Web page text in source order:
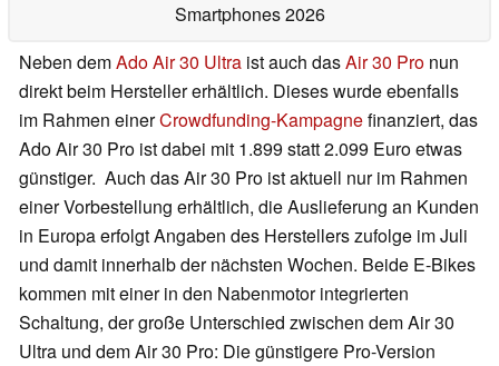
Smartphones 2026
Neben demAdo Air 30 Ultra ist auch dasAir 30 Pro nun
direkt beim Hersteller erhältlich. Dieses wurde ebenfalls
im Rahmen einerCrowdfunding-Kampagnefinanziert, das
Ado Air 30 Pro ist dabei mit 1.899 statt 2.099 Euro etwas
günstiger. Auch das Air 30 Pro ist aktuell nur im Rahmen
einer Vorbestellung erhältlich, die Auslieferung an Kunden
in Europa erfolgt Angaben des Herstellers zufolge im Juli
und damit innerhalb der nächsten Wochen. Beide E-Bikes
kommen mit einer in den Nabenmotor integrierten
Schaltung, der große Unterschied zwischen dem Air 30
Ultra und dem Air 30 Pro: Die günstigere Pro-Version